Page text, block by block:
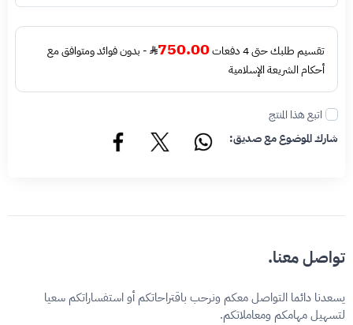
تقسيم طلبك حتى 4 دفعات 750.00
- بدون فوائد ومتوافق مع
أحكام الشريعة الإسلامية
اتبع هذا المنتج
شارك الموضوع مع صديق:
تواصل معنا.
يسعدنا دائما التواصل معكم ونرحب باقتراحاتكم أو استفساراتكم سعيا
لتسهيل مهامكم ومعاملاتكم.